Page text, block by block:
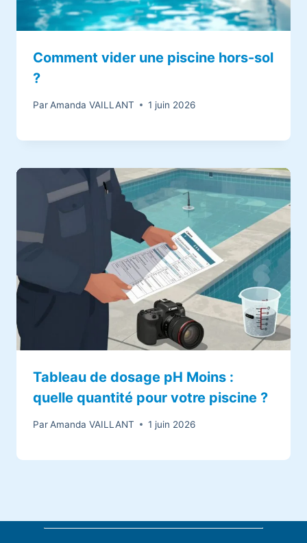
Comment vider une piscine hors-sol
?
Par Amanda VAILLANT 1 juin 2026
Tableau de dosage pH Moins :
quelle quantité pour votre piscine ?
Par Amanda VAILLANT 1 juin 2026